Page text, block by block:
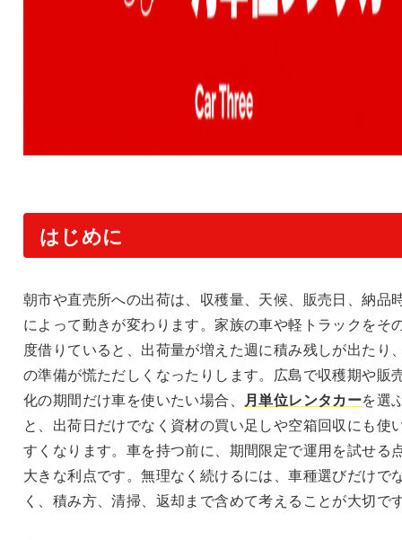
はじめに
朝市や直売所への出荷は、収穫量、天候、販売日、納品
によって動きが変わります。家族の車や軽トラックをそ
度借りていると、出荷量が増えた週に積み残しが出たり
の準備が慌ただしくなったりします。広島で収穫期や販
化の期間だけ車を使いたい場合、 月単位レンタカーを選
と、出荷日だけでなく資材の買い足しや空箱回収にも使
すくなります。車を持つ前に、期間限定で運用を試せる
大きな利点です。無理なく続けるには、車種選びだけで
く、積み方、清掃、返却まで含めて考えることが大切で